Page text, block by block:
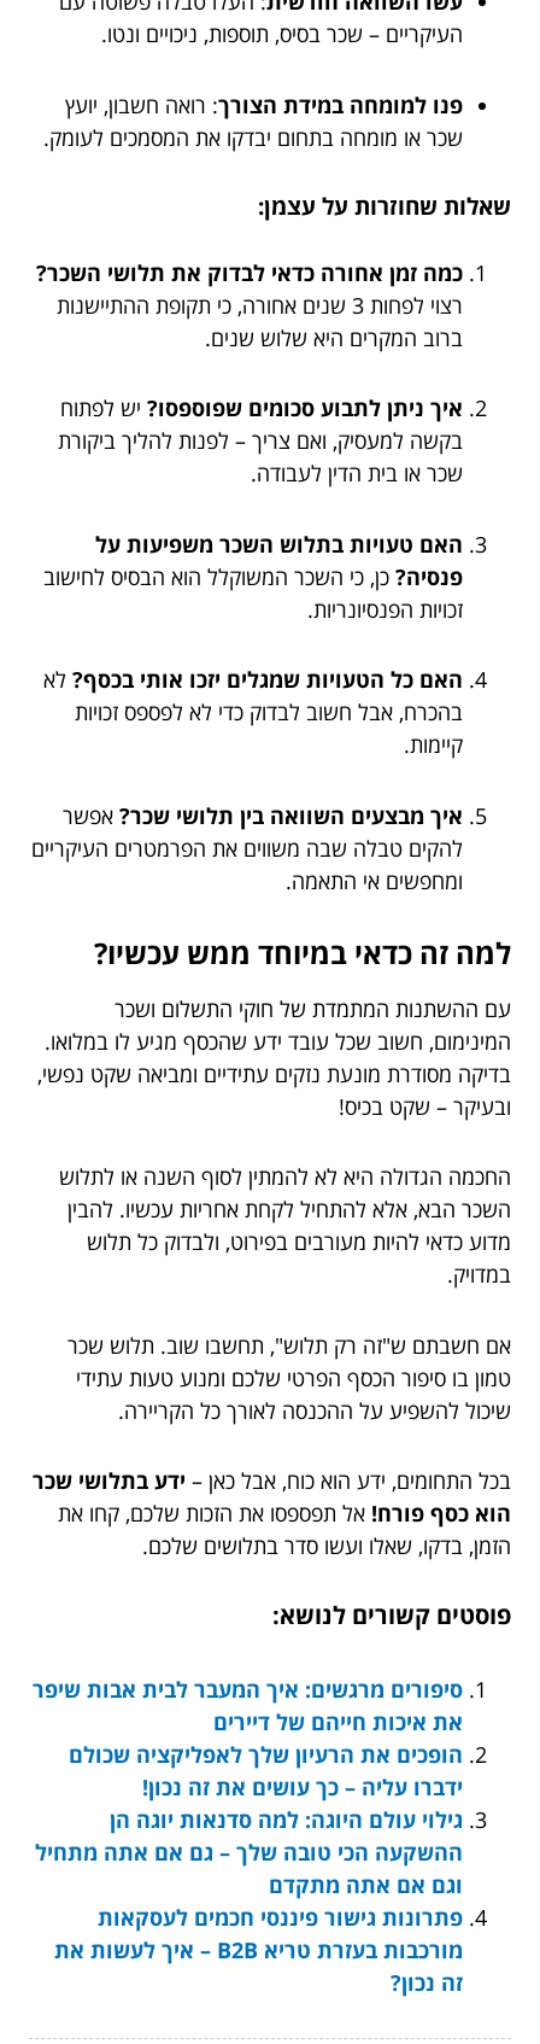
העיקריים – שכר בסיס, תוספות, ניכויים ונטו.
פנו למומחה במידת הצורך: רואה חשבון, יועץ
שכר או מומחה בתחום יבדקו את המסמכים לעומק.
שאלות שחוזרות על עצמן:
כמה זמן אחורה כדאי לבדוק את תלושי השכר?
רצוי לפחות 3 שנים אחורה, כי תקופת ההתיישנות
ברוב המקרים היא שלוש שנים.
איך ניתן לתבוע סכומים שפוספסו? יש לפתוח
בקשה למעסיק, ואם צריך – לפנות להליך ביקורת
שכר או בית הדין לעבודה.
האם טעויות בתלוש השכר משפיעות על
פנסיה? כן, כי השכר המשוקלל הוא הבסיס לחישוב
זכויות הפנסיונריות.
האם כל הטעויות שמגלים יזכו אותי בכסף? לא
בהכרח, אבל חשוב לבדוק כדי לא לפספס זכויות
קיימות.
איך מבצעים השוואה בין תלושי שכר? אפשר
להקים טבלה שבה משווים את הפרמטרים העיקריים
ומחפשים אי התאמה.
למה זה כדאי במיוחד ממש עכשיו?
עם ההשתנות המתמדת של חוקי התשלום ושכר
המינימום, חשוב שכל עובד ידע שהכסף מגיע לו במלואו.
בדיקה מסודרת מונעת נזקים עתידיים ומביאה שקט נפשי,
ובעיקר – שקט בכיס!
החכמה הגדולה היא לא להמתין לסוף השנה או לתלוש
השכר הבא, אלא להתחיל לקחת אחריות עכשיו. להבין
מדוע כדאי להיות מעורבים בפירוט, ולבדוק כל תלוש
במדויק.
אם חשבתם ש"זה רק תלוש", תחשבו שוב. תלוש שכר
טמון בו סיפור הכסף הפרטי שלכם ומנוע טעות עתידי
שיכול להשפיע על ההכנסה לאורך כל הקריירה.
בכל התחומים, ידע הוא כוח, אבל כאן – ידע בתלושי שכר
הוא כסף פורח! אל תפספסו את הזכות שלכם, קחו את
הזמן, בדקו, שאלו ועשו סדר בתלושים שלכם.
פוסטים קשורים לנושא:
סיפורים מרגשים: איך המעבר לבית אבות שיפר
את איכות חייהם של דיירים
הופכים את הרעיון שלך לאפליקציה שכולם
ידברו עליה – כך עושים את זה נכון!
גילוי עולם היוגה: למה סדנאות יוגה הן
ההשקעה הכי טובה שלך – גם אם אתה מתחיל
וגם אם אתה מתקדם
פתרונות גישור פיננסי חכמים לעסקאות
מורכבות בעזרת טריא B2B – איך לעשות את
זה נכון?